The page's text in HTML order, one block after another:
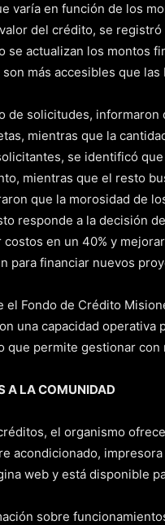
varía en función de los
del crédito, se
se actualizan los montos
más accesibles que
de solicitudes,
mientras que la
se identificó
mientras que el resto
que la morosidad de
responde a la decisión
en un 40% y
para financiar nuevos
el Fondo de Crédito
una capacidad
que permite gestionar
A LA COMUNIDAD
el organismo
acondicionado,
web y está disponible
sobre